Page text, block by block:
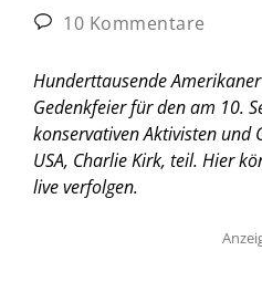
10 Kommentare
Hunderttausende
Gedenkfeier für den am 10.
konservativen Aktivisten und
USA, Charlie Kirk, teil. Hier
live verfolgen.